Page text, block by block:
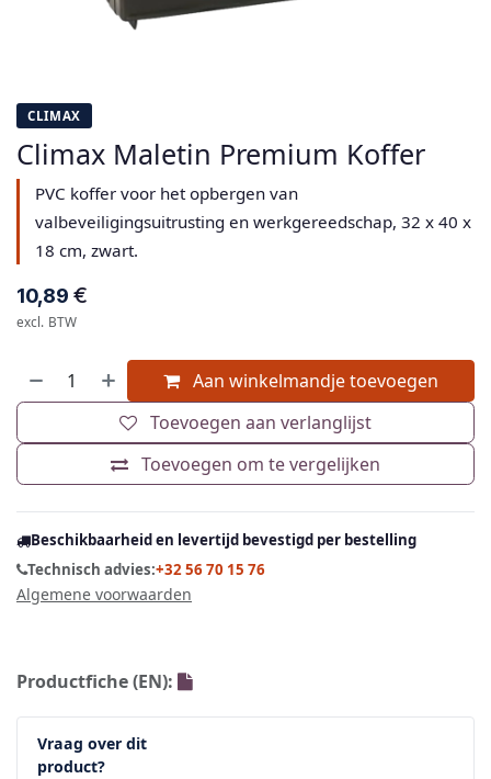
CLIMAX
Climax Maletin Premium Koffer
PVC koffer voor het opbergen van
valbeveiligingsuitrusting en werkgereedschap, 32 x 40 x
18 cm, zwart.
10,89 €
excl. BTW
Aan winkelmandje toevoegen
Toevoegen om te vergelijken
Toevoegen aan verlanglijst
Beschikbaarheid en levertijd bevestigd per bestelling
Technisch advies:+32 56 70 15 76
Algemene voorwaarden
Productfiche (EN):
Vraag over dit
product?